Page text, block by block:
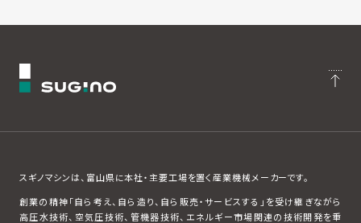
スギノマシンは、富山県に本社・主要工場を置く産業機械メーカーです。
創業の精神「自ら考え、自ら造り、自ら販売・サービスする」を受け継ぎながら
高圧水技術、空気圧技術、管機器技術、エネルギー市場関連の技術開発を重